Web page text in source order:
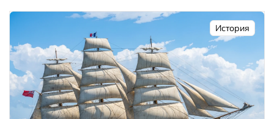
История